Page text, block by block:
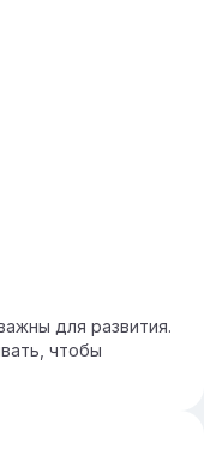
для развития.
чтобы